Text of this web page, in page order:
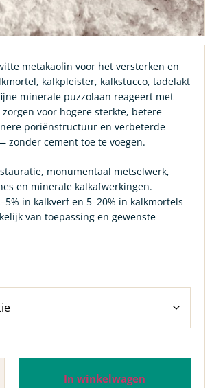
metakaolin voor het versterken en
kalkpleister, kalkstucco, tadelakt
minerale puzzolaan reageert met
voor hogere sterkte, betere
poriënstructuur en verbeterde
zonder cement toe te voegen.
monumentaal metselwerk,
en minerale kalkafwerkingen.
in kalkverf en 5–20% in kalkmortels
van toepassing en gewenste
In winkelwagen